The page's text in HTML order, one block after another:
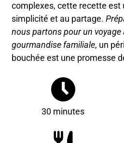
complexes, cette recette est
simplicité et au partage.
nous partons pour un
gourmandise familiale, un
bouchée est une promesse
30 minutes